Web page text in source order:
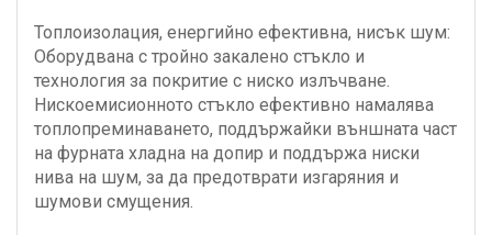
Топлоизолация, енергийно ефективна, нисък шум:
Оборудвана с тройно закалено стъкло и
технология за покритие с ниско излъчване.
Нискоемисионното стъкло ефективно намалява
топлопреминаването, поддържайки външната част
на фурната хладна на допир и поддържа ниски
нива на шум, за да предотврати изгаряния и
шумови смущения.